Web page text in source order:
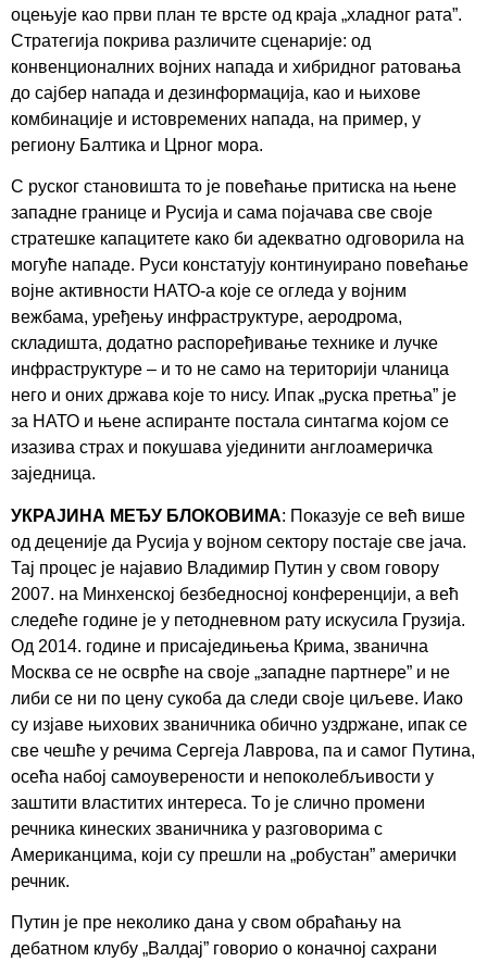
оцењује као први план те врсте од краја „хладног рата”.
Стратегија покрива различите сценарије: од
конвенционалних војних напада и хибридног ратовања
до сајбер напада и дезинформација, као и њихове
комбинације и истовремених напада, на пример, у
региону Балтика и Црног мора.
С руског становишта то је повећање притиска на њене
западне границе и Русија и сама појачава све своје
стратешке капацитете како би адекватно одговорила на
могуће нападе. Руси констатују континуирано повећање
војне активности НАТО-а које се огледа у војним
вежбама, уређењу инфраструктуре, аеродрома,
складишта, додатно распоређивање технике и лучке
инфраструктуре – и то не само на територији чланица
него и оних држава које то нису. Ипак „руска претња” је
за НАТО и њене аспиранте постала синтагма којом се
изазива страх и покушава ујединити англоамеричка
заједница.
УКРАЈИНА МЕЂУ БЛОКОВИМА: Показује се већ више
од деценије да Русија у војном сектору постаје све јача.
Тај процес је најавио Владимир Путин у свом говору
2007. на Минхенској безбедносној конференцији, а већ
следеће године је у петодневном рату искусила Грузија.
Од 2014. године и присаједињења Крима, званична
Москва се не осврће на своје „западне партнере” и не
либи се ни по цену сукоба да следи своје циљеве. Иако
су изјаве њихових званичника обично уздржане, ипак се
све чешће у речима Сергеја Лаврова, па и самог Путина,
осећа набој самоуверености и непоколебљивости у
заштити властитих интереса. То је слично промени
речника кинеских званичника у разговорима с
Американцима, који су прешли на „робустан” амерички
речник.
Путин је пре неколико дана у свом обраћању на
дебатном клубу „Валдај” говорио о коначној сахрани